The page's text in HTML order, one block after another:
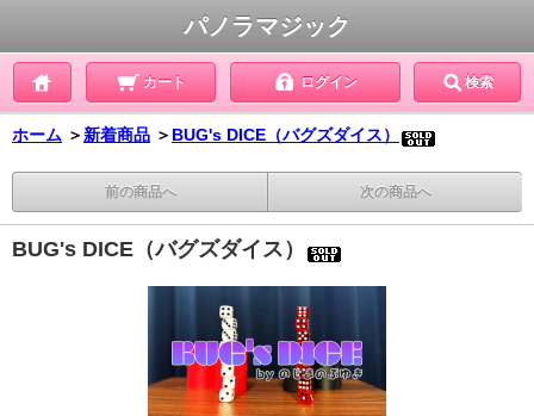
パノラマジック
カート ログイン 検索
ホーム ＞ 新着商品 ＞ BUG's DICE（バグズダイス）
前の商品へ 次の商品へ
BUG's DICE（バグズダイス）